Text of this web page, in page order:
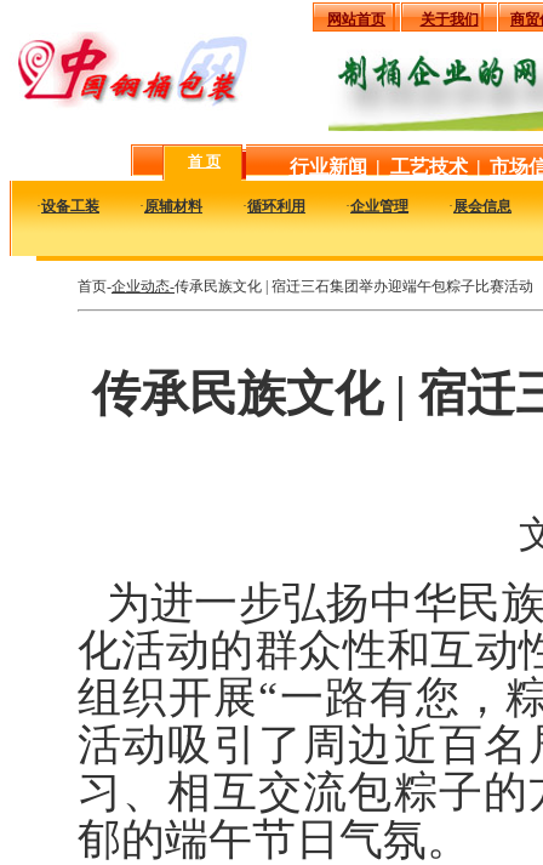
网站首页 关于我们 商贸
首 页 行业新闻 | 工艺技术 | 市场
·设备工装 ·原辅材料 ·循环利用 ·企业管理 ·展会信息
首页-企业动态-传承民族文化 | 宿迁三石集团举办迎端午包粽子比赛活动
传承民族文化 | 宿迁
为进一步弘扬中华民
化活动的群众性和互动
组织开展“一路有您，
活动吸引了周边近百
习、相互交流包粽子
郁的端午节日气氛。